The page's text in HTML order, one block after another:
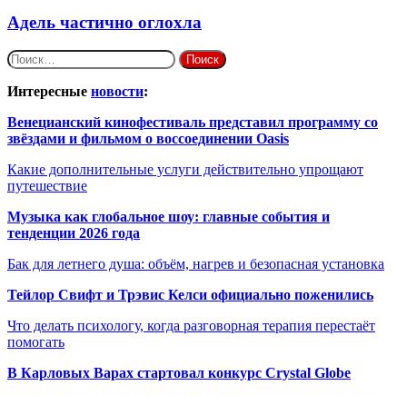
Адель частично оглохла
Найти:
Интересные новости:
Венецианский кинофестиваль представил программу со
звёздами и фильмом о воссоединении Oasis
Какие дополнительные услуги действительно упрощают
путешествие
Музыка как глобальное шоу: главные события и
тенденции 2026 года
Бак для летнего душа: объём, нагрев и безопасная установка
Тейлор Свифт и Трэвис Келси официально поженились
Что делать психологу, когда разговорная терапия перестаёт
помогать
В Карловых Варах стартовал конкурс Crystal Globe